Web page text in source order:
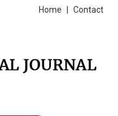
Contact
Home